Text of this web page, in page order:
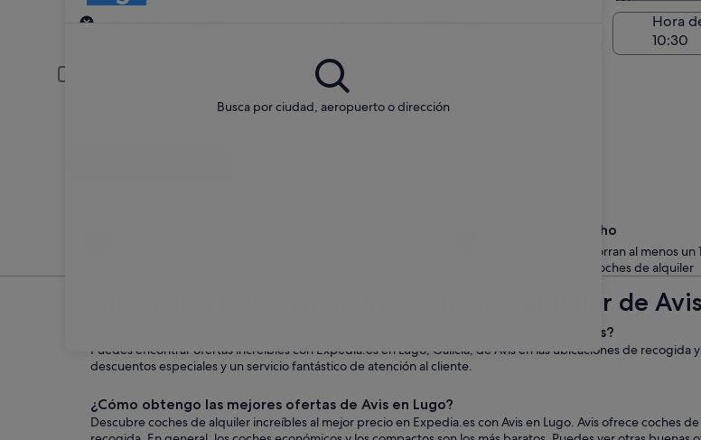
Busca por ciudad, aeropuerto o dirección
Recogida
Hora
Conductor menor de 30 años o mayor de 70
Es posible que los conductores jóvenes o los mayores deban pagar un recargo.
Date un capricho
Los miembros ahorran al menos un
de un millón de coches de alquiler
Qué debes saber sobre los coches de alquiler de
¿Cuáles son las ventajas de alquilar un coche de Avis en Lugo con Expedia.es?
Puedes encontrar ofertas increíbles con Expedia.es en Lugo, Galicia, de Avis en las ubicaciones de
descuentos especiales y un servicio fantástico de atención al cliente.
¿Cómo obtengo las mejores ofertas de Avis en Lugo?
Descubre coches de alquiler increíbles al mejor precio en Expedia.es con Avis en Lugo. Avis ofrece coches